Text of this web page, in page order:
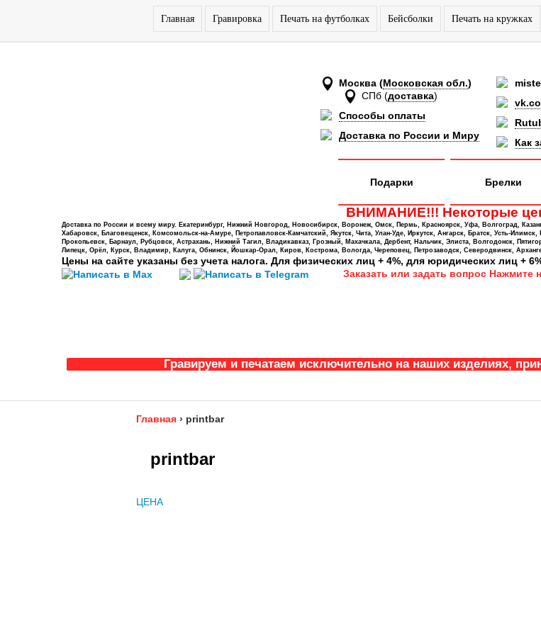
Главная Гравировка Печать на футболках Бейсболки Печать на кружках
Москва (Московская обл.)
СПб (доставка)
Способы оплаты
Доставка по России и Миру
Как
Брелки
Подарки
ВНИМАНИЕ!!! Некоторые
Доставка по России и всему миру. Екатеринбург, Нижний Новгород, Новосибирск, Воронеж, Омск, Пермь, Красноярск, Уфа, Волгоград,
Хабаровск, Благовещенск, Комсомольск-на-Амуре, Петропавловск-Камчатский, Якутск, Чита, Улан-Уде, Иркутск, Ангарск, Братск, Усть-
Прокопьевск, Барнаул, Рубцовск, Астрахань, Нижний Тагил, Владикавказ, Грозный, Махачкала, Дербент, Нальчик, Элиста, Волгодонск,
Липецк, Орёл, Курск, Владимир, Калуга, Обнинск, Йошкар-Орал, Киров, Кострома, Вологда, Череповец, Петрозаводск, Северодвинск,
Цены на сайте указаны без учета налога. Для физических лиц + 4%, для юридических лиц +
Заказать или задать вопрос Нажмите
Гравируем и печатаем исключительно на наших изделиях,
Главная › printbar
printbar
ЦЕНА